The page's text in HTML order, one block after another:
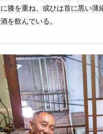
膝を重ね、或ひは首に黒い
を飲んでいる。